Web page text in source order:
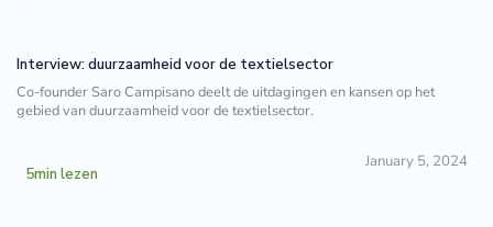
Interview: duurzaamheid voor de textielsector
Co-founder Saro Campisano deelt de uitdagingen en kansen op het
gebied van duurzaamheid voor de textielsector.
5min lezen
January 5, 2024